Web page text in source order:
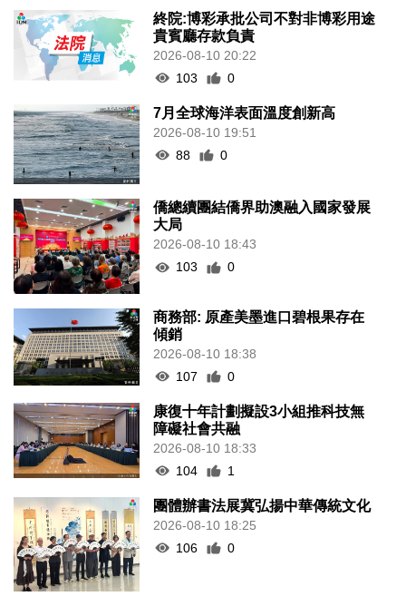
終院:博彩承批公司不對非博彩用途
貴賓廳存款負責
2026-08-10 20:22
103
0
7月全球海洋表面溫度創新高
2026-08-10 19:51
88
0
僑總續團結僑界助澳融入國家發展
大局
2026-08-10 18:43
103
0
商務部: 原產美墨進口碧根果存在
傾銷
2026-08-10 18:38
107
0
康復十年計劃擬設3小組推科技無
障礙社會共融
2026-08-10 18:33
104
1
團體辦書法展冀弘揚中華傳統文化
2026-08-10 18:25
106
0